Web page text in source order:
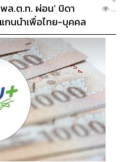
ล.ต.ท. ผ่อน’ บิดา
กนนำเพื่อไทย-บุคคล
...